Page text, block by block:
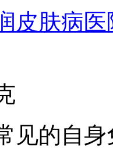
皮肤病医
见的自